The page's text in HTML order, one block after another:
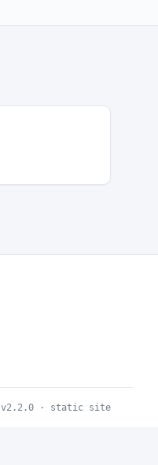
v2.2.0 · static site